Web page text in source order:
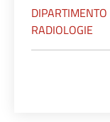
RADIOLOGIE